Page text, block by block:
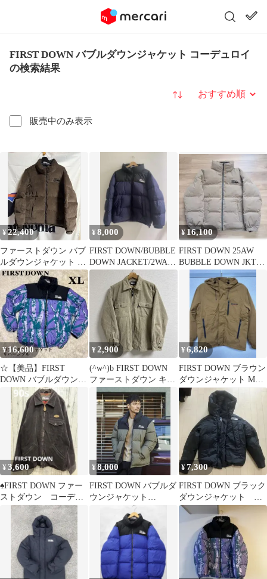
FIRST DOWN バブルダウンジャケット コーデュロイ
の検索結果
販売中のみ表示
並び替え
¥22,400
ファーストダウン バブ
ルダウンジャケット コ
ーデュロイ リバーシ
ブル ブラウン
¥8,000
FIRST DOWN/BUBBLE
DOWN JACKET/2WAY
リバーシブル
¥ 16,100
FIRST DOWN 25AW
BUBBLE DOWN JKT
CORDUROY
¥16,600
☆【美品】FIRST
DOWN バブルダウンジ
ャケット リバーシブ
ル☆
¥2,900
(^w^)b FIRST DOWN
ファーストダウン キル
ティングジャケット コ
ーデュロイ ポケット付
き タウンユース ジップ
アップ フルジップ ポリ
エステル100% ベージ
ュ サンド 茶色 キャメ
ル メンズ サイズ M
OM11792HG
¥6,820
FIRST DOWN ブラウン
ダウンジャケット Mサ
イズ
¥3,600
♠️FIRST DOWN ファー
ストダウン コーデュ
ロイジャケット ブラ
ウン90s
¥8,000
FIRST DOWN バブルダ
ウンジャケット
¥7,300
FIRST DOWN ブラック
ダウンジャケット メ
ンズライク オーバー
サイズ